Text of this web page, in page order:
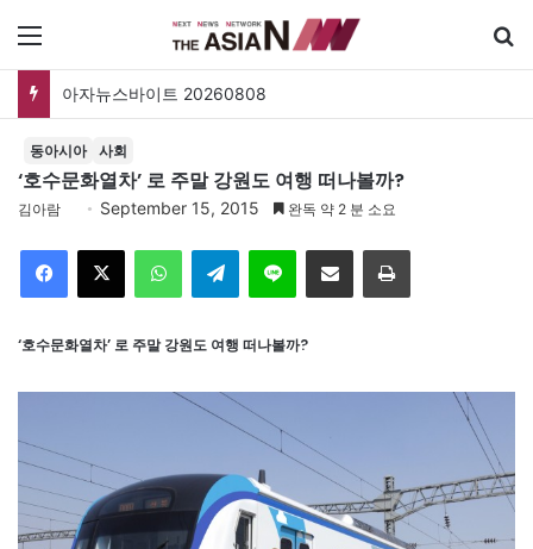
아자뉴스바이트 20260808
동아시아 사회
‘호수문화열차’ 로 주말 강원도 여행 떠나볼까?
김아람 September 15, 2015 완독 약 2 분 소요
Telegram 이메일
‘호수문화열차’ 로 주말 강원도 여행 떠나볼까?